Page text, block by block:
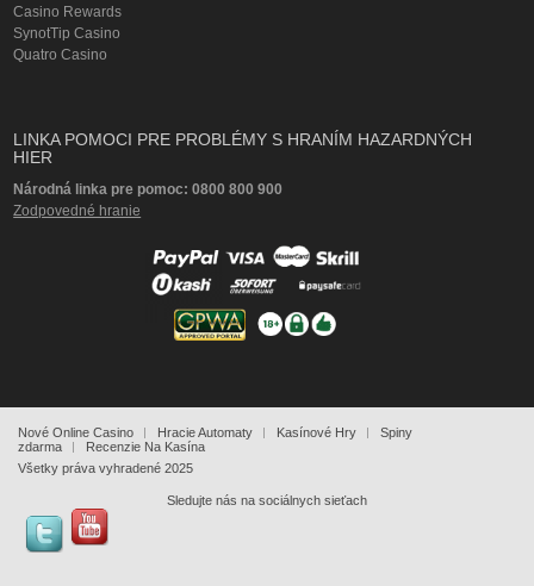
Casino Rewards
SynotTip Casino
Quatro Casino
LINKA POMOCI PRE PROBLÉMY S HRANÍM HAZARDNÝCH
HIER
Národná linka pre pomoc: 0800 800 900
Zodpovedné hranie
Nové Online Casino Hracie Automaty Kasínové Hry
Spiny
zdarma
Recenzie Na Kasína
Všetky práva vyhradené 2025
Sledujte nás na sociálnych sieťach